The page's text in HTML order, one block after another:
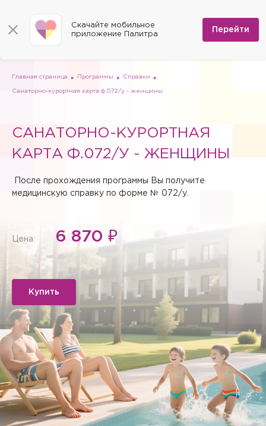
Вакансии
Документы
Сертификаты
Способы оплаты
Страховые организации
Заказать документы для налоговой
Мы на карте
Главная страница Программы Справки
Санаторно-курортная карта ф.072/у - женщины
САНАТОРНО-КУРОРТНАЯ
КАРТА Ф.072/У - ЖЕНЩИНЫ
После прохождения программы Вы получите
медицинскую справку по форме № 072/у.
Цена: 6 870 ₽
Купить
Скачайте мобильное
приложение Палитра
Перейти